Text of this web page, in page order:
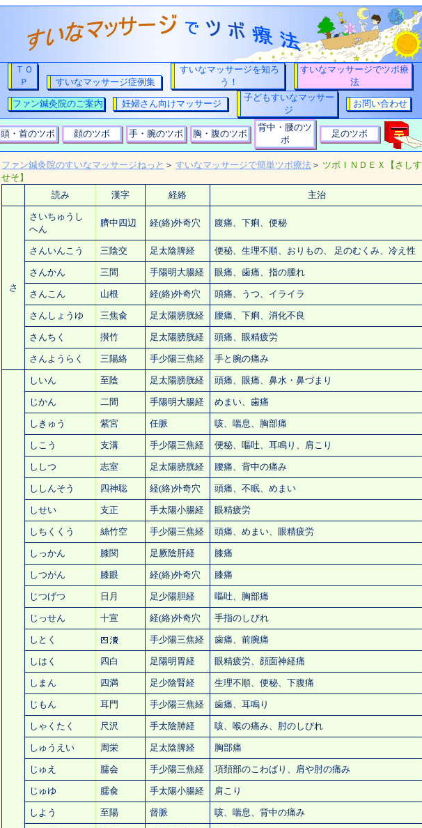
ＴＯ
Ｐ
すいなマッサージ症例集
すいなマッサージを知ろ
う！
すいなマッサージでツボ療
法
ファン鍼灸院のご案内 妊婦さん向けマッサージ
子どもすいなマッサー
ジ
お問い合わせ
頭・首のツボ 顔のツボ 手・腕のツボ 胸・腹のツボ
背中・腰のツ
ボ
足のツボ
ファン鍼灸院のすいなマッサージねっと ＞ すいなマッサージで簡単ツボ療法 ＞ ツボＩＮＤＥＸ【さしす
せそ】
読み
漢字 経絡 主治
さ
さいちゅうし
へん
臍中四辺 経(絡)外奇穴 腹痛、下痢、 便秘
さんいんこう 三陰交 足太陰脾経 便秘、生理不順、おりもの、 足のむくみ、冷え性
さんかん 三間 手陽明大腸経 眼痛、 歯痛、指の腫れ
さんこん 山根 経(絡)外奇穴 頭痛、うつ、 イライラ
さんしょうゆ 三焦兪 足太陽膀胱経 腰痛、下痢、消化不良
さんちく 攅竹 足太陽膀胱経 頭痛、 眼精疲労
さんようらく 三陽絡 手少陽三焦経 手と腕の痛み
しいん 至陰 足太陽膀胱経 頭痛、眼痛、 鼻水・鼻づまり
じかん 二間 手陽明大腸経 めまい、 歯痛
しきゅう 紫宮 任脈 咳、喘息、胸部痛
しこう 支溝 手少陽三焦経 便秘、嘔吐、耳鳴り、 肩こり
ししつ 志室 足太陽膀胱経 腰痛、背中の痛み
ししんそう 四神聡 経(絡)外奇穴 頭痛、不眠、めまい
しせい 支正 手太陽小腸経 眼精疲労
しちくくう 絲竹空 手少陽三焦経 頭痛、めまい、 眼精疲労
しっかん 膝関 足厥陰肝経 膝痛
しつがん 膝眼 経(絡)外奇穴 膝痛
じつげつ 日月 足少陽胆経 嘔吐、胸部痛
じっせん 十宣 経(絡)外奇穴 手指のしびれ
しとく 手少陽三焦経 歯痛、前腕痛
しはく 四白 足陽明胃経 眼精疲労、顔面神経痛
しまん 四満 足少陰腎経 生理不順、 便秘、下腹痛
じもん 耳門 手少陽三焦経 歯痛、耳鳴り
しゃくたく 尺沢 手太陰肺経 咳、 喉の痛み、肘のしびれ
しゅうえい 周栄 足太陰脾経 胸部痛
じゅえ 臑会 手少陽三焦経 項頚部のこわばり、肩や肘の痛み
じゅゆ 臑兪 手太陽小腸経 肩こり
しよう 至陽 督脈 咳、喘息、背中の痛み